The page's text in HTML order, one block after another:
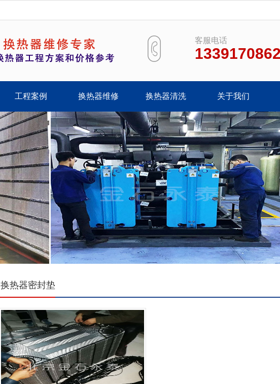
客服电话
工程案例 换热器维修 换热器清洗 关于我们
换热器密封垫